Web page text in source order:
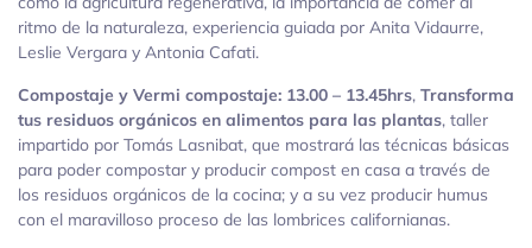
ritmo de la naturaleza, experiencia guiada por Anita Vidaurre,
Leslie Vergara y Antonia Cafati.
Compostaje y Vermi compostaje: 13.00 – 13.45hrs, Transforma
tus residuos orgánicos en alimentos para las plantas, taller
impartido por Tomás Lasnibat, que mostrará las técnicas básicas
para poder compostar y producir compost en casa a través de
los residuos orgánicos de la cocina; y a su vez producir humus
con el maravilloso proceso de las lombrices californianas.